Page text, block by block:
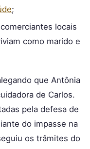
;
locais
como marido e
que Antônia
de Carlos.
pela defesa de
do impasse na
os trâmites do